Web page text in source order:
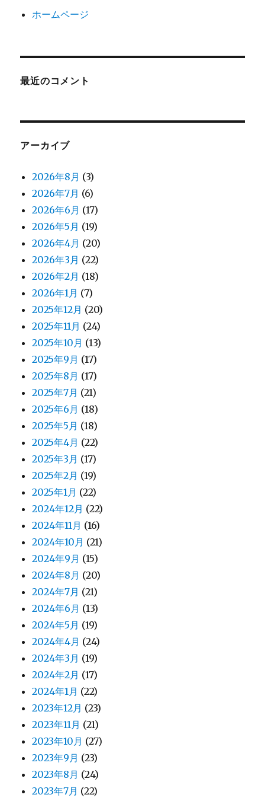
ホームページ
最近のコメント
アーカイブ
2026年8月 (3)
2026年7月 (6)
2026年6月 (17)
2026年5月 (19)
2026年4月 (20)
2026年3月 (22)
2026年2月 (18)
2026年1月 (7)
2025年12月 (20)
2025年11月 (24)
2025年10月 (13)
2025年9月 (17)
2025年8月 (17)
2025年7月 (21)
2025年6月 (18)
2025年5月 (18)
2025年4月 (22)
2025年3月 (17)
2025年2月 (19)
2025年1月 (22)
2024年12月 (22)
2024年11月 (16)
2024年10月 (21)
2024年9月 (15)
2024年8月 (20)
2024年7月 (21)
2024年6月 (13)
2024年5月 (19)
2024年4月 (24)
2024年3月 (19)
2024年2月 (17)
2024年1月 (22)
2023年12月 (23)
2023年11月 (21)
2023年10月 (27)
2023年9月 (23)
2023年8月 (24)
2023年7月 (22)